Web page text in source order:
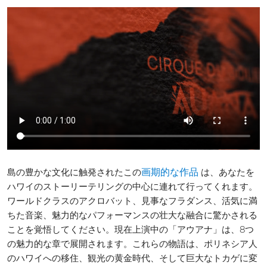
島の豊かな文化に触発されたこの画期的な作品 は、あなたを
ハワイのストーリーテリングの中心に連れて行ってくれます。
ワールドクラスのアクロバット、見事なフラダンス、活気に満
ちた音楽、魅力的なパフォーマンスの壮大な融合に驚かされる
ことを覚悟してください。現在上演中の「アウアナ」は、8つ
の魅力的な章で展開されます。これらの物語は、ポリネシア人
のハワイへの移住、観光の黄金時代、そして巨大なトカゲに変